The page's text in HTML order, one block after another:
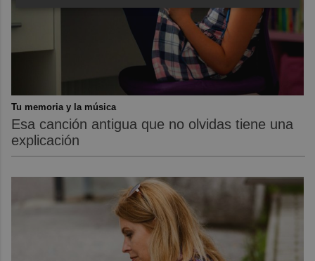
Tu memoria y la música
Esa canción antigua que no olvidas tiene una
explicación